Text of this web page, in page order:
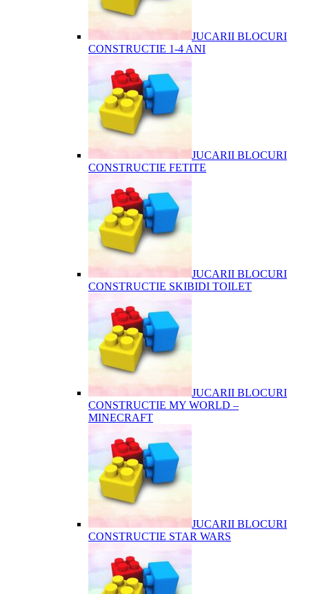
JUCARII BLOCURI
CONSTRUCTIE 1-4 ANI
JUCARII BLOCURI
CONSTRUCTIE FETITE
JUCARII BLOCURI
CONSTRUCTIE SKIBIDI TOILET
JUCARII BLOCURI
CONSTRUCTIE MY WORLD –
MINECRAFT
JUCARII BLOCURI
CONSTRUCTIE STAR WARS